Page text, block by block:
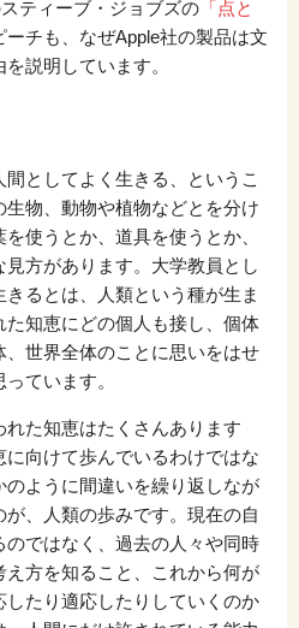
ティーブ・ジョブズの 「点と
ーチも、なぜApple社の製品は文
説明しています。
としてよく生きる、というこ
物、動物や植物などとを分け
使うとか、道具を使うとか、
方があります。大学教員とし
るとは、人類という種が生ま
知恵にどの個人も接し、個体
世界全体のことに思いをはせ
ています。
れた知恵はたくさんあります
に向けて歩んでいるわけではな
のように間違いを繰り返しなが
、人類の歩みです。現在の自
ではなく、過去の人々や同時
方を知ること、これから何が
たり適応したりしていくのか